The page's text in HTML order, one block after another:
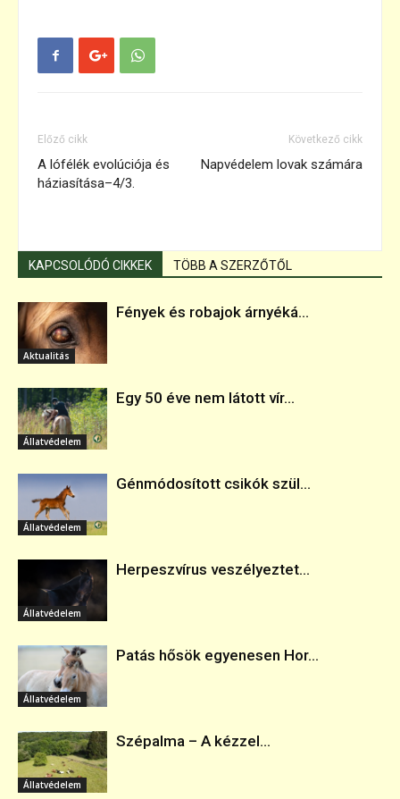
Előző cikk
A lófélék evolúciója és
háziasítása–4/3.
Következő cikk
Napvédelem lovak számára
KAPCSOLÓDÓ CIKKEK TÖBB A SZERZŐTŐL
Aktualitás
Fények és robajok árnyéká...
Állatvédelem
Egy 50 éve nem látott vír...
Állatvédelem
Génmódosított csikók szül...
Állatvédelem
Herpeszvírus veszélyeztet...
Állatvédelem
Patás hősök egyenesen Hor...
Állatvédelem
Szépalma – A kézzel...